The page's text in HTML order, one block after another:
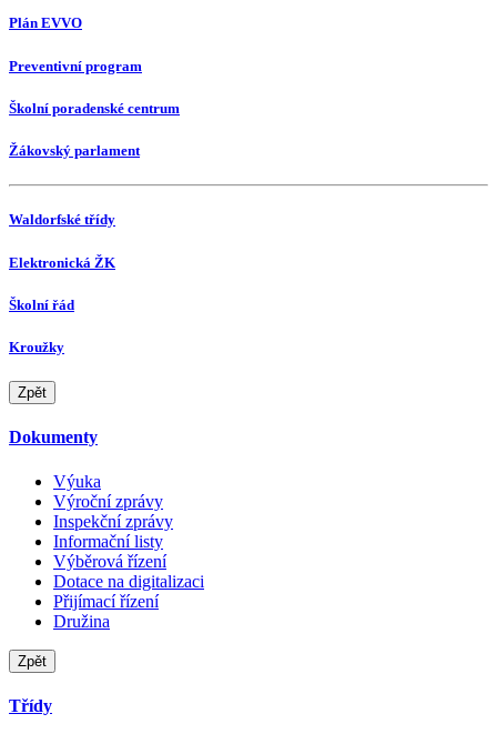
Plán EVVO
Preventivní program
Školní poradenské centrum
Žákovský parlament
Waldorfské třídy
Elektronická ŽK
Školní řád
Kroužky
Zpět
Dokumenty
Výuka
Výroční zprávy
Inspekční zprávy
Informační listy
Výběrová řízení
Dotace na digitalizaci
Přijímací řízení
Družina
Zpět
Třídy